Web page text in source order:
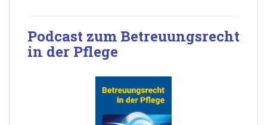
Podcast zum Betreuungsrecht
in der Pflege